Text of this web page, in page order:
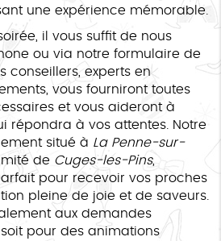
une expérience mémorable.
il vous suffit de nous
ou via notre formulaire de
conseillers, experts en
vous fourniront toutes
et vous aideront à
répondra à vos attentes. Notre
situé à La Penne-sur-
de Cuges-les-Pins,
pour recevoir vos proches
pleine de joie et de saveurs.
aux demandes
pour des animations